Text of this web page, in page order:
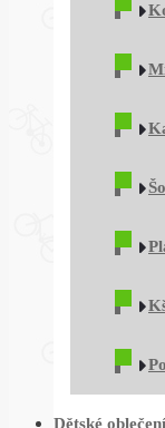
Dětské oblečení